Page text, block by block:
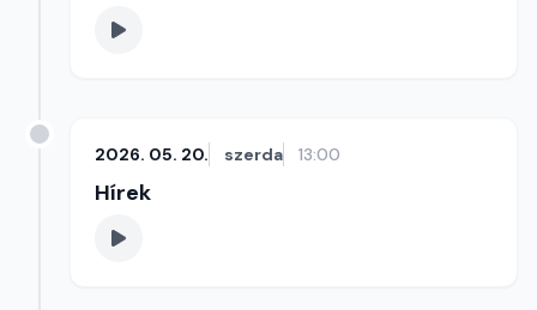
2026. 05. 20. szerda 13:00
Hírek